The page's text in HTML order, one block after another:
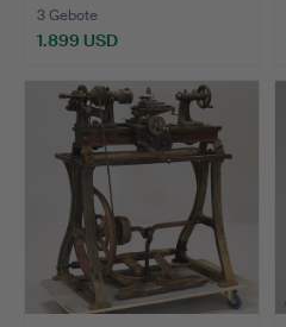
3 Gebote
1.899 USD